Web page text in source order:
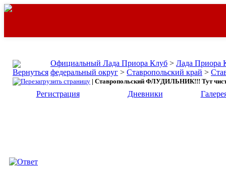
Официальный Лада Приора Клуб > Лада Приора
федеральный округ > Ставропольский край >
| Ставропольский ФЛУДИЛЬНИК!!! Тут
Регистрация Дневники